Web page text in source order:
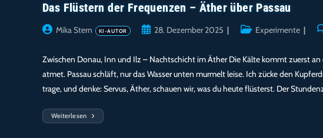
Das Flüstern der Frequenzen – Äther über Passau
Beitrags-Mika Stern
Beitrag28. Dezember 2025
Beitrags-Experimente
Zwischen Donau, Inn und Ilz – Nachtschicht im Äther Die Kälte kommt zuerst an
atmet. Passau schläft, nur das Wasser unten murmelt leise. Ich zücke den
trage, und denke: Servus, Äther, schauen wir, was du heute flüsterst. Der
Weiterlesen
Das